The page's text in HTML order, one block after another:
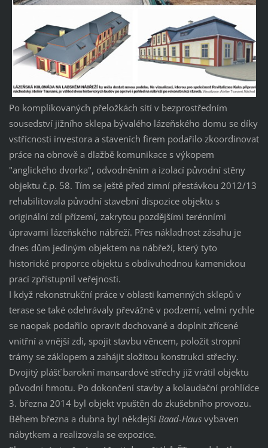
Po komplikovaných přeložkách sítí v bezprostředním
sousedství jižního sklepa bývalého lázeňského domu se díky
vstřícnosti investora a staveních firem podařilo zkoordinovat
práce na obnově a dlažbě komunikace s výkopem
"anglického dvorka", odvodněním a izolací původní stěny
objektu č.p. 58. Tím se ještě před zimní přestávkou 2012/13
rehabilitovala původní stavební dispozice objektu s
originální zdí přízemí, zakrytou pozdějšími terénními
úpravami lázeňského nábřeží. Přes nákladnost zásahu je
dnes dům jediným objektem na nábřeží, který tyto
historické proporce objektu s obdivuhodnou kamenickou
prací zpřístupnil veřejnosti.
I když rekonstrukční práce v oblasti kamenných sklepů v
terase se také odehrávaly převážně v podzemí, velmi rychle
se naopak podařilo opravit dochované a doplnit zřícené
vnitřní a vnější zdi, spojit stavbu věncem, položit stropní
trámy se záklopem a zahájit složitou konstrukci střechy.
Dvojitý plášť barokní mansardové střechy již vrátil objektu
původní hmotu. Po dokončení stavby a kolaudační prohlídce
3. března 2014 byl objekt vpuštěn do zkušebního provozu.
Během března a dubna byl někdejší Baad-Hausvybaven
nábytkem a realizovala se expozice.